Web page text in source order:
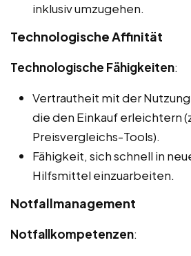
inklusiv umzugehen.
Technologische Affinität
Technologische Fähigkeiten:
Vertrautheit mit der
die den Einkauf erleichtern
Preisvergleichs-Tools).
Fähigkeit, sich schnell in
Hilfsmittel einzuarbeiten.
Notfallmanagement
Notfallkompetenzen: